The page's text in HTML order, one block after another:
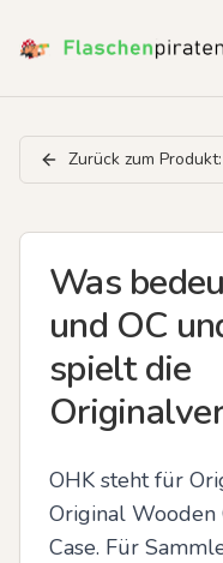
Zurück zum Produkt:
Was
und OC
spielt die
OHK steht für
Original Wooden
Case. Für